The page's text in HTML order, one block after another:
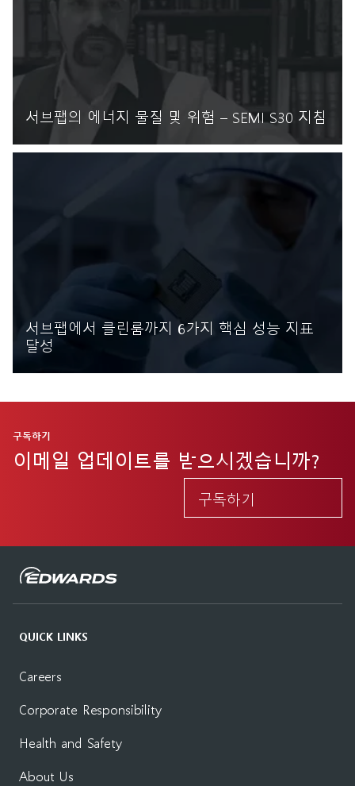
서브팹의 에너지 물질 및 위험 – SEMI S30 지침
서브팹에서 클린룸까지 6가지 핵심 성능 지표
달성
구독하기
이메일 업데이트를 받으시겠습니까?
구독하기
QUICK LINKS
Careers
Corporate Responsibility
Health and Safety
About Us